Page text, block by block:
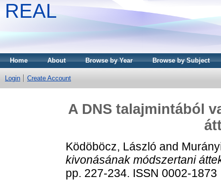
REAL
Home About Browse by Year Browse by Subject
Login Create Account
A DNS talajmintából
Ködöböcz, László and
kivonásának módszertani
pp. 227-234. ISSN 0002-1873